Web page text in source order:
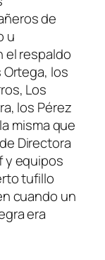
de
u
el respaldo
los
Los
los Pérez
misma que
Directora
y equipos
tufillo
cuando un
era